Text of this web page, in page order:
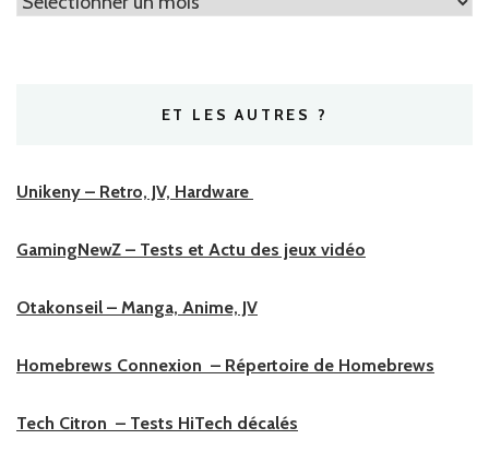
ET LES AUTRES ?
Unikeny – Retro, JV, Hardware
GamingNewZ – Tests et Actu des jeux vidéo
Otakonseil – Manga, Anime, JV
Homebrews Connexion – Répertoire de Homebrews
Tech Citron – Tests HiTech décalés